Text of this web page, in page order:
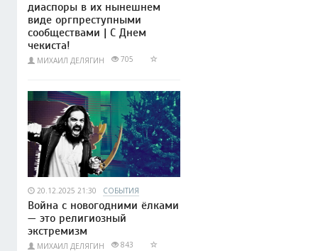
диаспоры в их нынешнем
виде оргпреступными
сообществами | С Днем
чекиста!
МИХАИЛ ДЕЛЯГИН 705
20.12.2025 21:30 СОБЫТИЯ
Война с новогодними ёлками
— это религиозный
экстремизм
МИХАИЛ ДЕЛЯГИН 843